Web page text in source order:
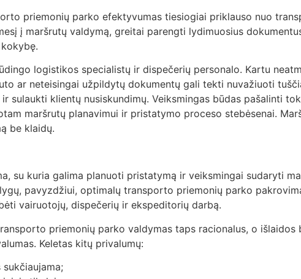
priemonių parko efektyvumas tiesiogiai priklauso nuo
į maršrutų valdymą, greitai parengti lydimuosius
logistikos specialistų ir dispečerių personalo. Kartu
ar neteisingai užpildytų dokumentų gali tekti nuvažiuoti
klientų nusiskundimų. Veiksmingas būdas pašalinti
maršrutų planavimui ir pristatymo proceso stebėsenai.
be klaidų.
su kuria galima planuoti pristatymą ir veiksmingai sudaryti
pavyzdžiui, optimalų transporto priemonių parko
vairuotojų, dispečerių ir ekspeditorių darbą.
priemonių parko valdymas taps racionalus, o išlaidos
Keletas kitų privalumų: